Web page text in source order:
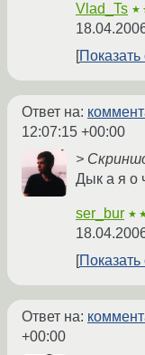
Vlad_Ts
Показать
Ответ на:
12:07:15 +00:00
>
Дык а я о
ser_bur
Показать
Ответ на:
+00:00